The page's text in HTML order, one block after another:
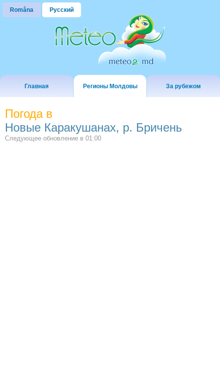
Româna Русский
Главная Регионы Молдовы За рубежом
Погода в
Новые Каракушанах, р. Бричень
Следующее обновление в 01:00